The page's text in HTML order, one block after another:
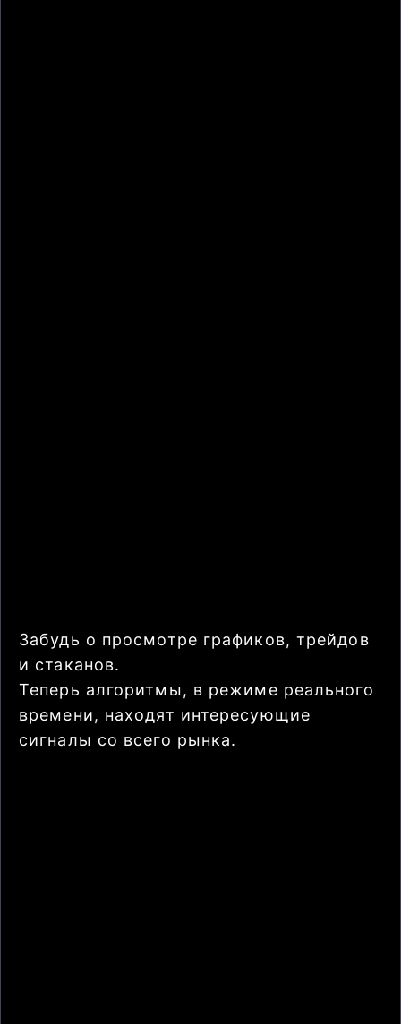
Забудь о просмотре графиков, трейдов
и стаканов.
Теперь алгоритмы, в режиме реального
времени, находят интересующие
сигналы со всего рынка.